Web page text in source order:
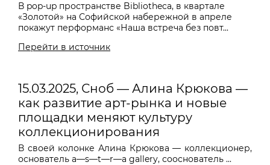
В pop-up пространстве Bibliotheca, в квартале
«Золотой» на Софийской набережной в апреле
покажут перформанс «Наша встреча без повт...
Перейти в источник
15.03.2025, Сноб — Алина Крюкова —
как развитие арт-рынка и новые
площадки меняют культуру
коллекционирования
В своей колонке Алина Крюкова — коллекционер,
основатель a—s—t—r—a gallery, сооснователь ...